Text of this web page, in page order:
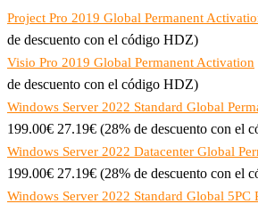
Project Pro 2019 Global Permanent
de descuento con el código HDZ)
Visio Pro 2019 Global Permanent Activation
de descuento con el código HDZ)
Windows Server 2022 Standard Global
199.00€ 27.19€ (28% de descuento con el
Windows Server 2022 Datacenter Global
199.00€ 27.19€ (28% de descuento con el
Windows Server 2022 Standard Global 5PC